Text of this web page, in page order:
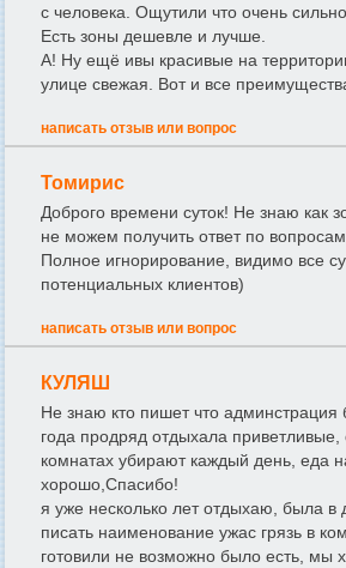
с человека. Ощутили что очень
Есть зоны дешевле и лучше.
А! Ну ещё ивы красивые на
улице свежая. Вот и все
написать отзыв или вопрос
Томирис
Доброго времени суток! Не знаю как
не можем получить ответ по
Полное игнорирование, видимо все
потенциальных клиентов)
написать отзыв или вопрос
КУЛЯШ
Не знаю кто пишет что админстрация
года продряд отдыхала приветливые,
комнатах убирают каждый день, еда
хорошо,Спасибо!
я уже несколько лет отдыхаю, была в
писать наименование ужас грязь в
готовили не возможно было есть, мы